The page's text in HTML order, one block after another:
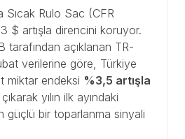
Sıcak Rulo Sac (CFR
$ artışla direncini koruyor.
tarafından açıklanan TR-
verilerine göre, Türkiye
miktar endeksi %3,5 artışla
çıkarak yılın ilk ayındaki
güçlü bir toparlanma sinyali